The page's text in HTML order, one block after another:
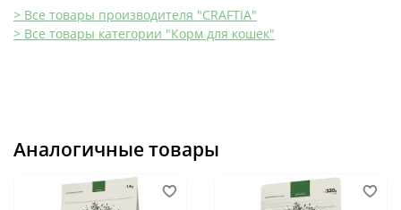
> Все товары производителя "CRAFTIA"
> Все товары категории "Корм для кошек"
Аналогичные товары